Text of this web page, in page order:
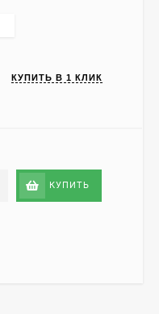
КУПИТЬ В 1 КЛИК
КУПИТЬ